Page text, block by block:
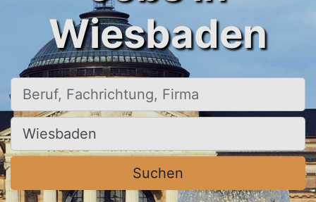
Wiesbaden
Beruf, Fachrichtung, Firma
Ort, Stadt
Suchen